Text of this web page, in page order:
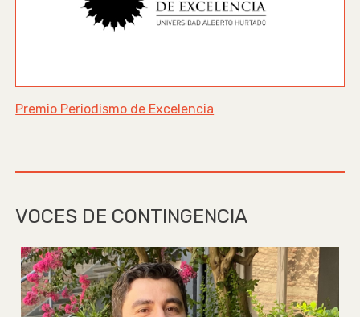
Premio Periodismo de Excelencia
VOCES DE CONTINGENCIA